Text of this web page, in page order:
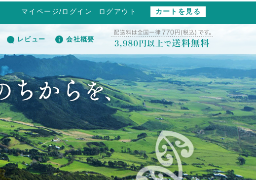
マイページ/ログイン ログアウト カートを見る
レビュー 会社概要